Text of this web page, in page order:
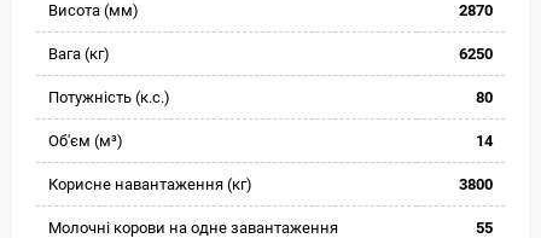
Висота (мм) 2870
Вага (кг) 6250
Потужність (к.с.) 80
Об'єм (м³) 14
Корисне навантаження (кг) 3800
Молочні корови на одне завантаження 55